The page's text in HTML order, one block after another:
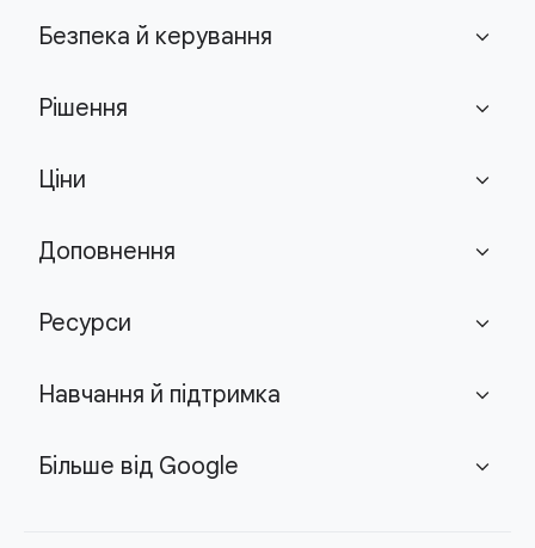
Безпека й керування expand_more
Рішення expand_more
Ціни expand_more
Доповнення expand_more
Ресурси expand_more
Навчання й підтримка expand_more
Більше від Google expand_more